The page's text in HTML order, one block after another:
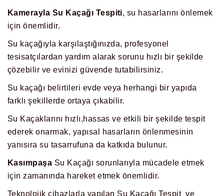
Kamerayla Su Kaçağı Tespiti, su hasarlarını önlemek
için önemlidir.
Su kaçağıyla karşılaştığınızda, profesyonel
tesisatçılardan yardım alarak sorunu hızlı bir şekilde
çözebilir ve evinizi güvende tutabilirsiniz.
Su kaçağı belirtileri evde veya herhangi bir yapıda
farklı şekillerde ortaya çıkabilir.
Su Kaçaklarını hızlı,hassas ve etkili bir şekilde tespit
ederek onarmak, yapısal hasarların önlenmesinin
yanısıra su tasarrufuna da katkıda bulunur.
Kasımpaşa Su Kaçağı sorunlarıyla mücadele etmek
için zamanında hareket etmek önemlidir.
Teknolojik cihazlarla yapılan Su Kaçağı Tespit ve